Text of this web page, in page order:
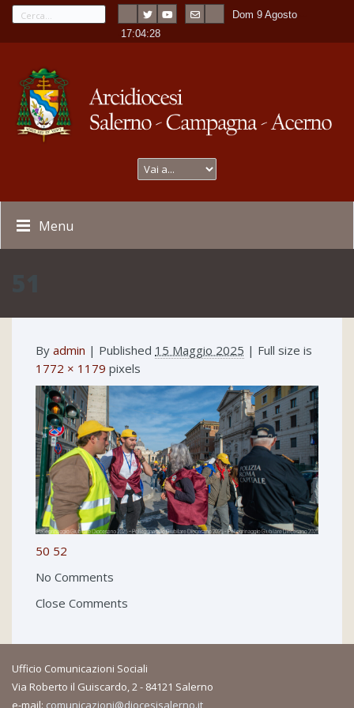
Dom 9 Agosto
17:04:28
Menu
By admin | Published 15 Maggio 2025 | Full size is
1772 × 1179 pixels
50 52
No Comments
Close Comments
Ufficio Comunicazioni Sociali
Via Roberto il Guiscardo, 2 - 84121 Salerno
e-mail: comunicazioni@diocesisalerno.it